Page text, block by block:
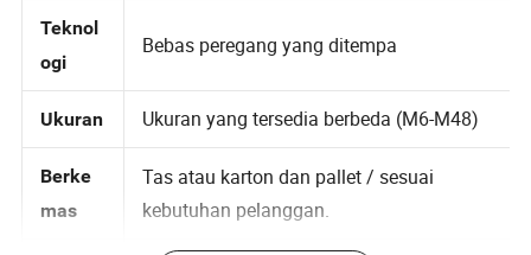
Teknol
ogi
Ukuran Ukuran yang tersedia berbeda (M6-M48)
Berke
Tas atau karton dan pallet / sesuai